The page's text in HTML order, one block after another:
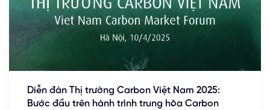
Diễn đàn Thị trường Carbon Việt Nam 2025:
Bước đầu trên hành trình trung hòa Carbon